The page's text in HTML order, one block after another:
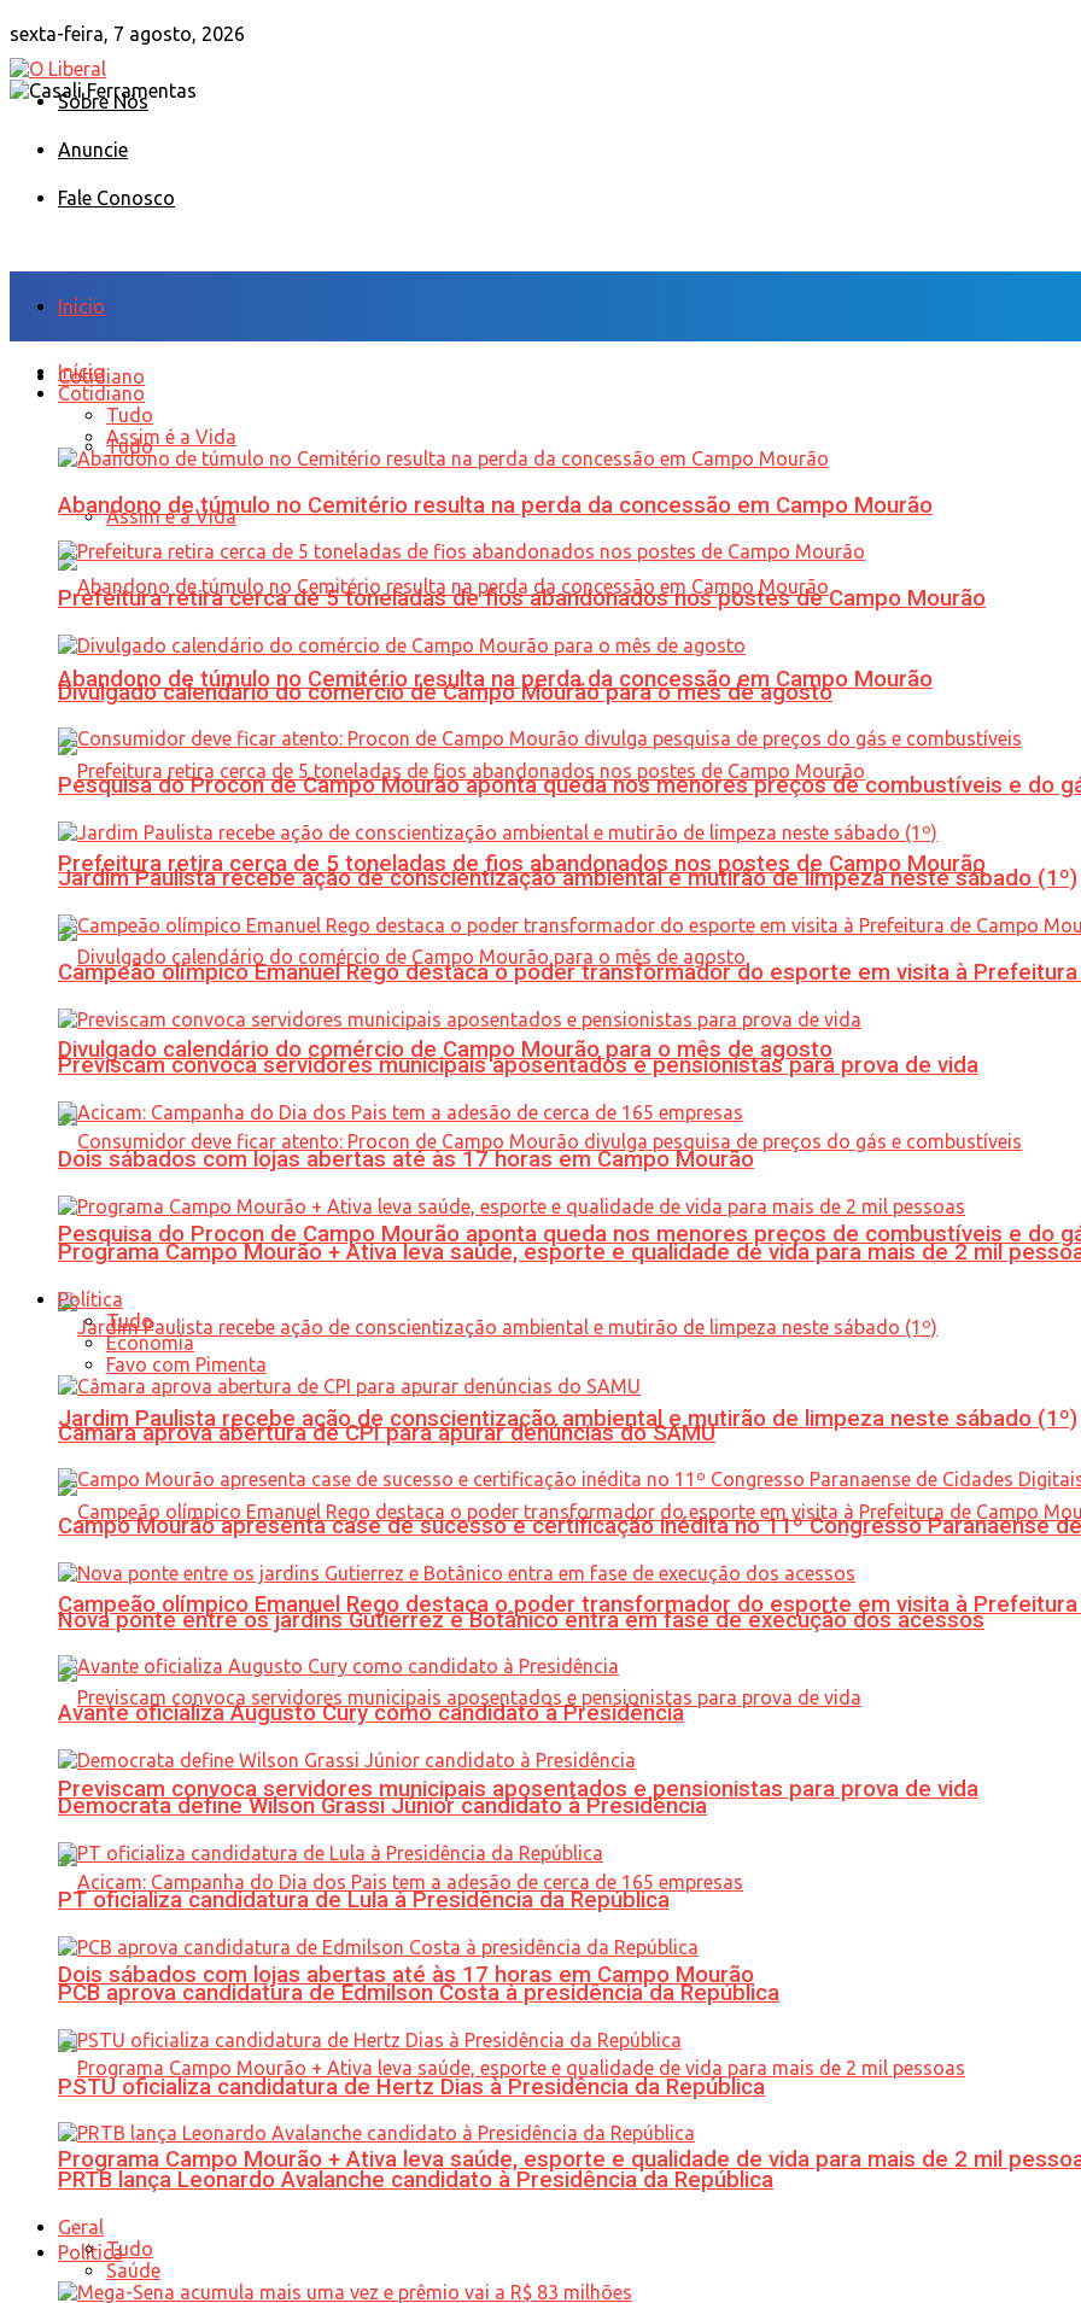
sexta-feira, 7 agosto, 2026
Sobre Nós
Anuncie
Fale Conosco
Início
Cotidiano
Tudo
Assim é a Vida
Abandono de túmulo no Cemitério resulta na perda da concessão em Campo Mourão
Prefeitura retira cerca de 5 toneladas de fios abandonados nos postes de Campo Mourão
Divulgado calendário do comércio de Campo Mourão para o mês de agosto
Pesquisa do Procon de Campo Mourão aponta queda nos menores preços de combustíveis e do
Jardim Paulista recebe ação de conscientização ambiental e mutirão de limpeza neste sábado (1º)
Campeão olímpico Emanuel Rego destaca o poder transformador do esporte em visita à
Previscam convoca servidores municipais aposentados e pensionistas para prova de vida
Dois sábados com lojas abertas até às 17 horas em Campo Mourão
Programa Campo Mourão + Ativa leva saúde, esporte e qualidade de vida para mais de 2 mil
Política
Início
Cotidiano
Tudo
Assim é a Vida
Abandono de túmulo no Cemitério resulta na perda da concessão em Campo Mourão
Prefeitura retira cerca de 5 toneladas de fios abandonados nos postes de Campo Mourão
Divulgado calendário do comércio de Campo Mourão para o mês de agosto
Pesquisa do Procon de Campo Mourão aponta queda nos menores preços de combustíveis e do
Jardim Paulista recebe ação de conscientização ambiental e mutirão de limpeza neste sábado (1º)
Campeão olímpico Emanuel Rego destaca o poder transformador do esporte em visita à
Previscam convoca servidores municipais aposentados e pensionistas para prova de vida
Dois sábados com lojas abertas até às 17 horas em Campo Mourão
Programa Campo Mourão + Ativa leva saúde, esporte e qualidade de vida para mais de 2 mil
Política
Tudo
Economia
Favo com Pimenta
Câmara aprova abertura de CPI para apurar denúncias do SAMU
Campo Mourão apresenta case de sucesso e certificação inédita no 11º Congresso Paranaense
Nova ponte entre os jardins Gutierrez e Botânico entra em fase de execução dos acessos
Avante oficializa Augusto Cury como candidato à Presidência
Democrata define Wilson Grassi Júnior candidato à Presidência
PT oficializa candidatura de Lula à Presidência da República
PCB aprova candidatura de Edmilson Costa à presidência da República
PSTU oficializa candidatura de Hertz Dias à Presidência da República
PRTB lança Leonardo Avalanche candidato à Presidência da República
Geral
Tudo
Saúde